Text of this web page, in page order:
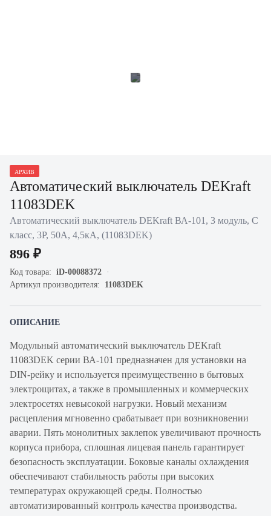
АРХИВ
Автоматический выключатель DEKraft
11083DEK
Автоматический выключатель DEKraft ВА-101, 3 модуль, C
класс, 3P, 50А, 4,5кА, (11083DEK)
896 ₽
Код товара: iD-00088372
Артикул производителя: 11083DEK
ОПИСАНИЕ
Модульный автоматический выключатель DEKraft
11083DEK серии ВА-101 предназначен для установки на
DIN-рейку и используется преимущественно в бытовых
электрощитах, а также в промышленных и коммерческих
электросетях невысокой нагрузки. Новый механизм
расцепления мгновенно срабатывает при возникновении
аварии. Пять монолитных заклепок увеличивают прочность
корпуса прибора, сплошная лицевая панель гарантирует
безопасность эксплуатации. Боковые каналы охлаждения
обеспечивают стабильность работы при высоких
температурах окружающей среды. Полностью
автоматизированный контроль качества производства.